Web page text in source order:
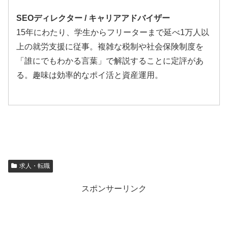
SEOディレクター / キャリアアドバイザー
15年にわたり、学生からフリーターまで延べ1万人以
上の就労支援に従事。複雑な税制や社会保険制度を
「誰にでもわかる言葉」で解説することに定評があ
る。趣味は効率的なポイ活と資産運用。
求人・転職
スポンサーリンク